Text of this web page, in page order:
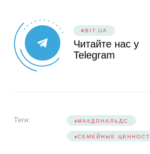
#BIT.UA
Читайте нас у
Telegram
Теги: МАКДОНАЛЬДС
СЕМЕЙНЫЕ